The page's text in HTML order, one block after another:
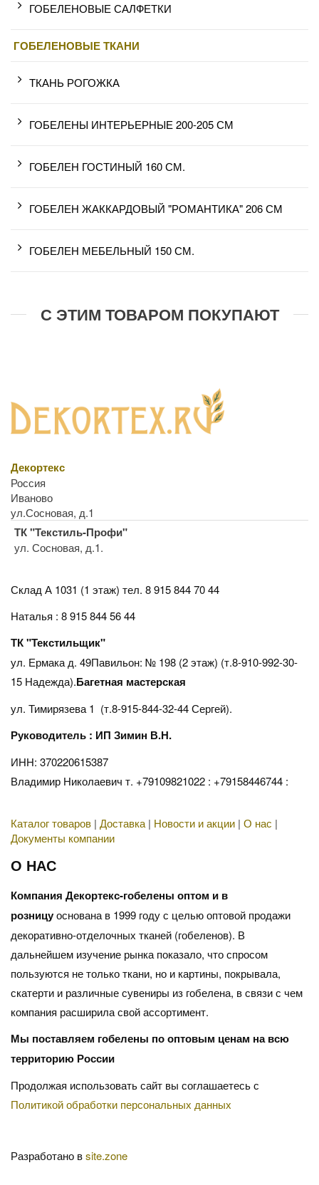
ГОБЕЛЕНОВЫЕ САЛФЕТКИ
ГОБЕЛЕНОВЫЕ ТКАНИ
ТКАНЬ РОГОЖКА
ГОБЕЛЕНЫ ИНТЕРЬЕРНЫЕ 200-205 СМ
ГОБЕЛЕН ГОСТИНЫЙ 160 СМ.
ГОБЕЛЕН ЖАККАРДОВЫЙ "РОМАНТИКА" 206 СМ
ГОБЕЛЕН МЕБЕЛЬНЫЙ 150 СМ.
С ЭТИМ ТОВАРОМ ПОКУПАЮТ
Декортекс
Россия
Иваново
ул.Сосновая, д.1
ТК "Текстиль-Профи"
ул. Сосновая, д.1.
Склад А 1031 (1 этаж) тел. 8 915 844 70 44
Наталья : 8 915 844 56 44
ТК "Текстильщик"
ул. Ермака д. 49Павильон: № 198 (2 этаж) (т.8-910-992-30-
15 Надежда).Багетная мастерская
ул. Тимирязева 1 (т.8-915-844-32-44 Сергей).
Руководитель : ИП Зимин В.Н.
ИНН: 370220615387
Владимир Николаевич т. +79109821022 : +79158446744 :
Каталог товаров | Доставка | Новости и акции | О нас |
Документы компании
О НАС
Компания Декортекс-гобелены оптом и в
розницуоснована в 1999 году с целью оптовой продажи
декоративно-отделочных тканей (гобеленов). В
дальнейшем изучение рынка показало, что спросом
пользуются не только ткани, но и картины, покрывала,
скатерти и различные сувениры из гобелена, в связи с чем
компания расширила свой ассортимент.
Мы поставляем гобелены по оптовым ценам на всю
территорию России
Продолжая использовать сайт вы соглашаетесь с
Политикой обработки персональных данных
Разработано вsite.zone